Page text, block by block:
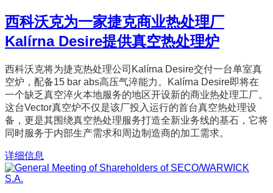
西科沃克为一家捷克商业热处理厂
Kalírna Desire提供真空热处理炉
西科沃克将为捷克热处理公司Kalírna Desire交付一台单室真
空炉，配备15 bar abs高压气淬能力。Kalírna Desire即将在
一个缺乏真空淬火本地服务的地区开设新的商业热处理工厂。
这台Vector真空炉不仅是该厂投入运行的首台真空热处理设
备，更是其围绕真空热处理服务打造全新业务线的基石，它将
同时服务于内部生产需求和周边制造商的加工需求。
详细信息